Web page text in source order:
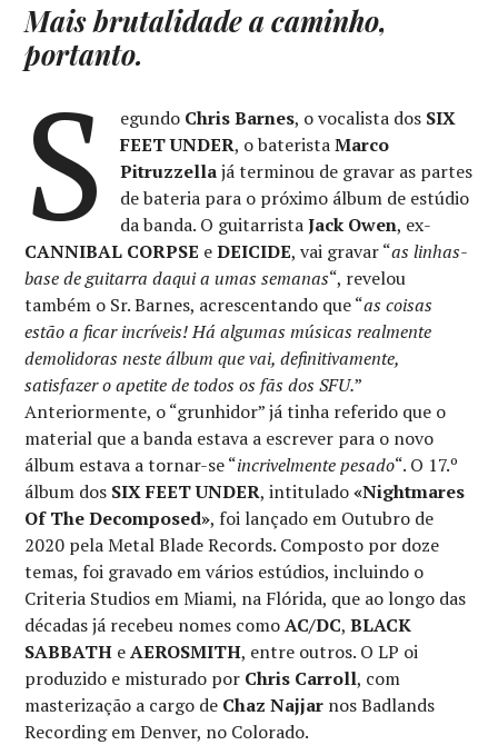
Mais brutalidade a caminho,
portanto.
S egundo Chris Barnes, o vocalista dos SIX
FEET UNDER, o bateristaMarco
Pitruzzellajá terminou de gravar as partes
de bateria para o próximo álbum de estúdio
da banda. O guitarristaJack Owen, ex-
CANNIBAL CORPSE eDEICIDE, vai gravar “as linhas-
base de guitarra daqui a umas semanas“, revelou
também o Sr. Barnes, acrescentando que “as coisas
estão a ficar incríveis! Há algumas músicas realmente
demolidoras neste álbum que vai, definitivamente,
satisfazer o apetite de todos os fãs dos SFU.”
Anteriormente, o “grunhidor” já tinha referido que o
material que a banda estava a escrever para o novo
álbum estava a tornar-se “incrivelmente pesado“. O 17.º
álbum dos SIX FEET UNDER, intitulado«Nightmares
Of The Decomposed», foi lançado em Outubro de
2020 pela Metal Blade Records. Composto por doze
temas, foi gravado em vários estúdios, incluindo o
Criteria Studios em Miami, na Flórida, que ao longo das
décadas já recebeu nomes comoAC/DC,BLACK
SABBATH eAEROSMITH, entre outros. O LP oi
produzido e misturado por Chris Carroll, com
masterização a cargo de Chaz Najjar nos Badlands
Recording em Denver, no Colorado.